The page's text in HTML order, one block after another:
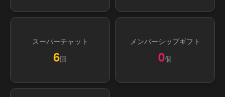
スーパーチャット
6回
メンバーシップギフト
0個